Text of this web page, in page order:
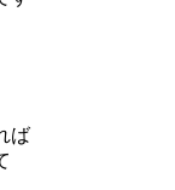
ば